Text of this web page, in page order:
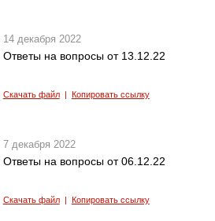
14 декабря 2022
Ответы на вопросы от 13.12.22
Скачать файл| Копировать ссылку
7 декабря 2022
Ответы на вопросы от 06.12.22
Скачать файл| Копировать ссылку